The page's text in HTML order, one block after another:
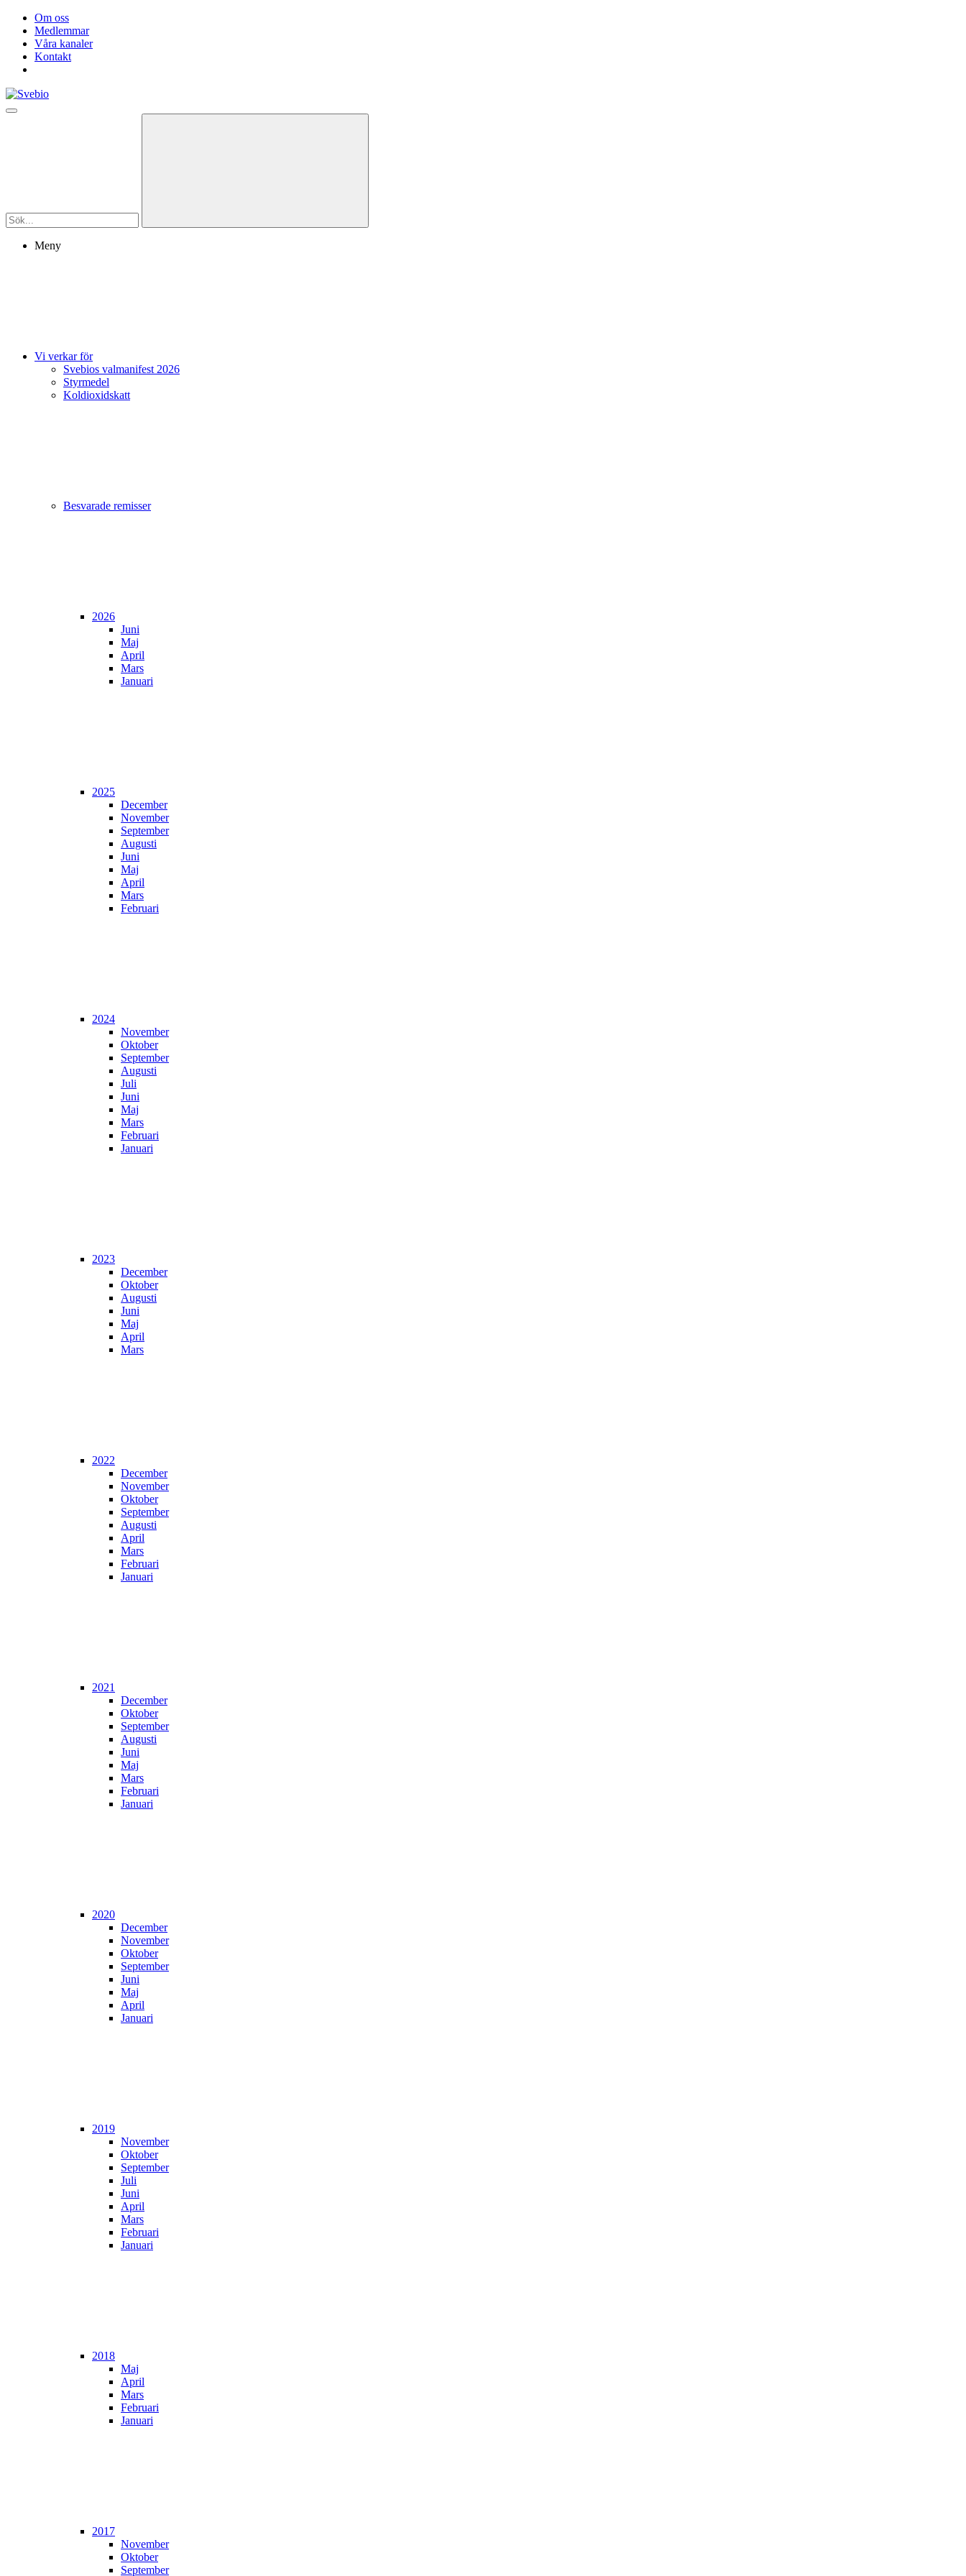
Om oss
Medlemmar
Våra kanaler
Kontakt
Meny
Vi verkar för
Svebios valmanifest 2026
Styrmedel
Koldioxidskatt
Besvarade remisser
2026
Juni
Maj
April
Mars
Januari
2025
December
November
September
Augusti
Juni
Maj
April
Mars
Februari
2024
November
Oktober
September
Augusti
Juli
Juni
Maj
Mars
Februari
Januari
2023
December
Oktober
Augusti
Juni
Maj
April
Mars
2022
December
November
Oktober
September
Augusti
April
Mars
Februari
Januari
2021
December
Oktober
September
Augusti
Juni
Maj
Mars
Februari
Januari
2020
December
November
Oktober
September
Juni
Maj
April
Januari
2019
November
Oktober
September
Juli
Juni
April
Mars
Februari
Januari
2018
Maj
April
Mars
Februari
Januari
2017
November
Oktober
September